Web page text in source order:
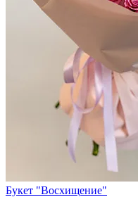
Букет "Восхищение"